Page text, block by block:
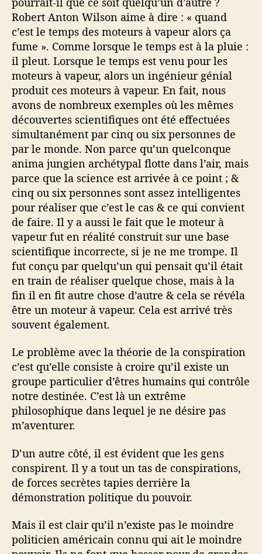
Robert Anton Wilson aime à dire : « quand
c’est le temps des moteurs à vapeur alors ça
fume ». Comme lorsque le temps est à la pluie :
il pleut. Lorsque le temps est venu pour les
moteurs à vapeur, alors un ingénieur génial
produit ces moteurs à vapeur. En fait, nous
avons de nombreux exemples où les mêmes
découvertes scientifiques ont été effectuées
simultanément par cinq ou six personnes de
par le monde. Non parce qu’un quelconque
anima jungien archétypal flotte dans l’air, mais
parce que la science est arrivée à ce point ; &
cinq ou six personnes sont assez intelligentes
pour réaliser que c’est le cas & ce qui convient
de faire. Il y a aussi le fait que le moteur à
vapeur fut en réalité construit sur une base
scientifique incorrecte, si je ne me trompe. Il
fut conçu par quelqu’un qui pensait qu’il était
en train de réaliser quelque chose, mais à la
fin il en fit autre chose d’autre & cela se révéla
être un moteur à vapeur. Cela est arrivé très
souvent également.
Le problème avec la théorie de la conspiration
c’est qu’elle consiste à croire qu’il existe un
groupe particulier d’êtres humains qui contrôle
notre destinée. C’est là un extrême
philosophique dans lequel je ne désire pas
m’aventurer.
D’un autre côté, il est évident que les gens
conspirent. Il y a tout un tas de conspirations,
de forces secrètes tapies derrière la
démonstration politique du pouvoir.
Mais il est clair qu’il n’existe pas le moindre
politicien américain connu qui ait le moindre